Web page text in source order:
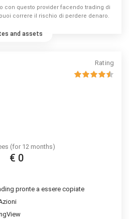
con questo provider facendo trading di
correre il rischio di perdere denaro.
and assets
Rating
(for 12 months)
€ 0
pronte a essere copiate